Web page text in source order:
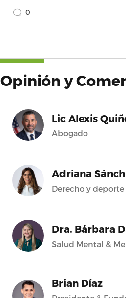
0
Opinión y
Lic Alexis
Abogado
Adriana
Derecho y deporte
Dra. Bárbara
Salud Mental &
Brian Díaz